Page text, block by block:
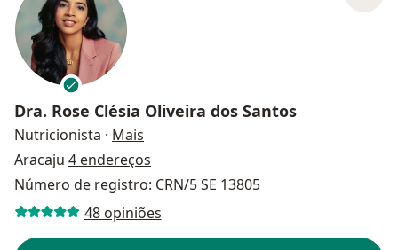
Dra. Rose Clésia Oliveira dos Santos
Nutricionista · Mais
Aracaju 4 endereços
Número de registro: CRN/5 SE 13805
48 opiniões